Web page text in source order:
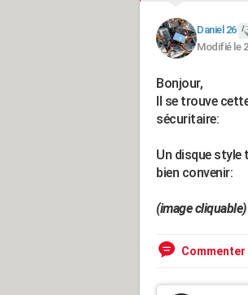
Daniel 26
Modifié le
Bonjour,
Il se trouve
sécuritaire:
Un disque style
bien convenir:
(image cliquable)
Commenter